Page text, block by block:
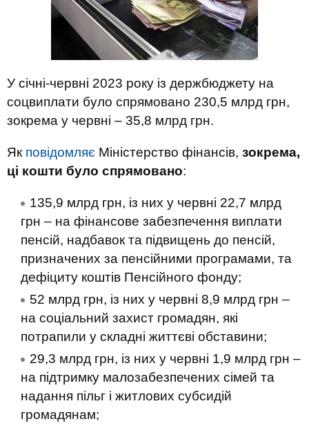
У січні-червні 2023 року із держбюджету на
соцвиплати було спрямовано 230,5 млрд грн,
зокрема у червні – 35,8 млрд грн.
Як повідомляє Міністерство фінансів, зокрема,
ці кошти було спрямовано:
135,9 млрд грн, із них у червні 22,7 млрд
грн – на фінансове забезпечення виплати
пенсій, надбавок та підвищень до пенсій,
призначених за пенсійними програмами, та
дефіциту коштів Пенсійного фонду;
52 млрд грн, із них у червні 8,9 млрд грн –
на соціальний захист громадян, які
потрапили у складні життєві обставини;
29,3 млрд грн, із них у червні 1,9 млрд грн –
на підтримку малозабезпечених сімей та
надання пільг і житлових субсидій
громадянам;